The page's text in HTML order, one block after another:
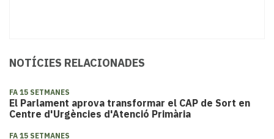
NOTÍCIES RELACIONADES
FA 15 SETMANES
El Parlament aprova transformar el CAP de Sort en
Centre d'Urgències d'Atenció Primària
FA 15 SETMANES